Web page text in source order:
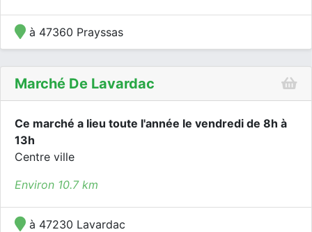
à 47360 Prayssas
Marché De Lavardac
Ce marché a lieu toute l'année le vendredi de 8h à
13h
Centre ville
Environ 10.7 km
à 47230 Lavardac